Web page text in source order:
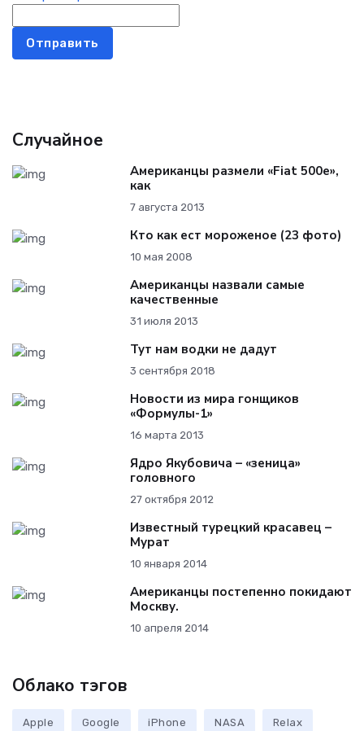
Отправить
Случайное
Американцы размели «Fiat 500e»,
как
7 августа 2013
Кто как ест мороженое (23 фото)
10 мая 2008
Американцы назвали самые
качественные
31 июля 2013
Тут нам водки не дадут
3 сентября 2018
Новости из мира гонщиков
«Формулы-1»
16 марта 2013
Ядро Якубовича – «зеница»
головного
27 октября 2012
Известный турецкий красавец –
Мурат
10 января 2014
Американцы постепенно покидают
Москву.
10 апреля 2014
Облако тэгов
Apple Google iPhone NASA Relax